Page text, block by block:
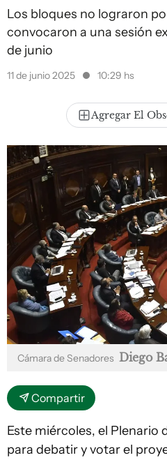
Los bloques no lograron
convocaron a una sesión
de junio
11 de junio 2025 10:29 hs
Agregar El
Cámara de Senadores Diego
Compartir
Este miércoles, el Plenario
para debatir y votar el